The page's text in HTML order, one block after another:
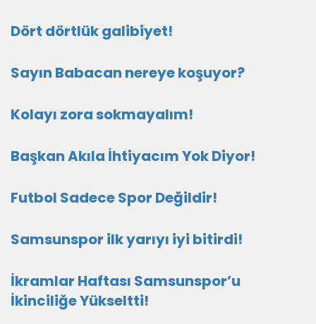
Dört dörtlük galibiyet!
Sayın Babacan nereye koşuyor?
Kolayı zora sokmayalım!
Başkan Akıla İhtiyacım Yok Diyor!
Futbol Sadece Spor Değildir!
Samsunspor ilk yarıyı iyi bitirdi!
İkramlar Haftası Samsunspor’u
İkinciliğe Yükseltti!